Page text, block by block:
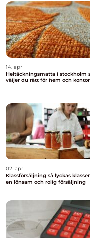
14. apr
Heltäckningsmatta i stockholm så
väljer du rätt för hem och kontor
02. apr
Klassförsäljning så lyckas klassen med
en lönsam och rolig försäljning